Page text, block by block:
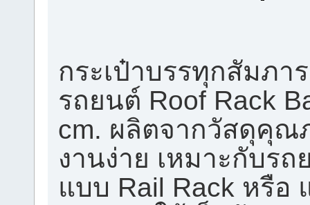
กระเป๋าบรรทุกสัมภา
รถยนต์ Roof Rack
cm. ผลิตจากวัสดุคุณ
งานง่าย เหมาะกับร
แบบ Rail Rack หรือ